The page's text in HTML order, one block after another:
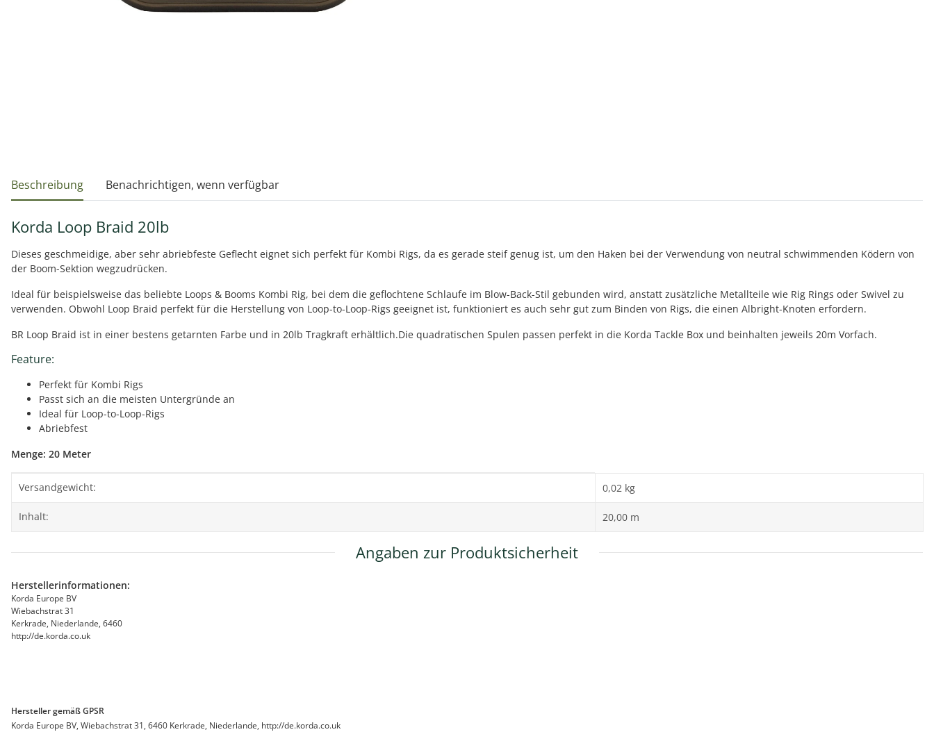
weitere Registerkarten anzeigen
Beschreibung Benachrichtigen, wenn verfügbar
Korda Loop Braid 20lb
Dieses geschmeidige, aber sehr abriebfeste Geflecht eignet sich perfekt für Kombi Rigs, da es gerade steif genug ist, um den Haken bei der Verwendung von neutral schwimmenden Ködern von
der Boom-Sektion wegzudrücken.
Ideal für beispielsweise das beliebte Loops & Booms Kombi Rig, bei dem die geflochtene Schlaufe im Blow-Back-Stil gebunden wird, anstatt zusätzliche Metallteile wie Rig Rings oder Swivel zu
verwenden. Obwohl Loop Braid perfekt für die Herstellung von Loop-to-Loop-Rigs geeignet ist, funktioniert es auch sehr gut zum Binden von Rigs, die einen Albright-Knoten erfordern.
BR Loop Braid ist in einer bestens getarnten Farbe und in 20lb Tragkraft erhältlich.Die quadratischen Spulen passen perfekt in die Korda Tackle Box und beinhalten jeweils 20m Vorfach.
Feature:
Perfekt für Kombi Rigs
Passt sich an die meisten Untergründe an
Ideal für Loop-to-Loop-Rigs
Abriebfest
Menge: 20 Meter
Produkteigenschaft
Wert
Versandgewicht: 0,02 kg
Inhalt: 20,00 m
Angaben zur Produktsicherheit
Herstellerinformationen:
Korda Europe BV
Wiebachstrat 31
Kerkrade, Niederlande, 6460
http://de.korda.co.uk
Hersteller gemäß GPSR
Korda Europe BV, Wiebachstrat 31, 6460 Kerkrade, Niederlande, http://de.korda.co.uk